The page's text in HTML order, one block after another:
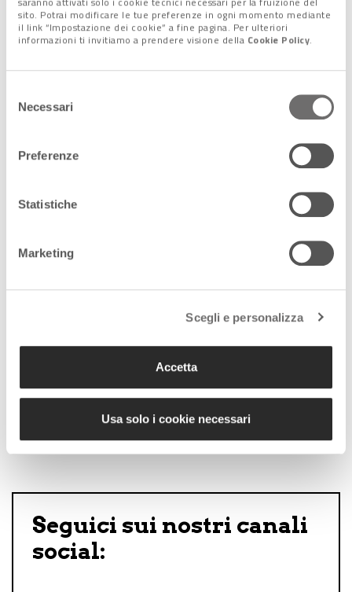
sito. Potrai modificare le tue preferenze in ogni momento mediante
il link “Impostazione dei cookie” a fine pagina. Per ulteriori
informazioni ti invitiamo a prendere visione della Cookie Policy.
delNecessari
Preferenze
Statistiche
Marketing
Scegli e personalizza
Accetta
Usa solo i cookie necessari
Tag:vaccini
20 Febbraio 2025
Da Codogno alla chiusura delle scuole,
globale, il Covid-19 ha segnato una
svolta epocale nelle nostre vite
Alcune […]
Seguici sui nostri canali
social: